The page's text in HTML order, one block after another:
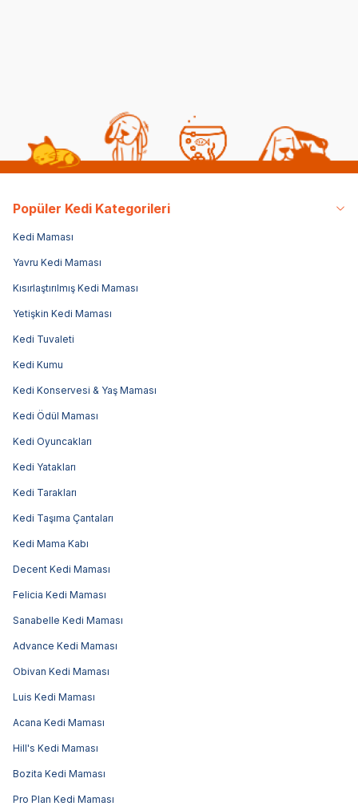
Popüler Kedi Kategorileri
Kedi Maması
Yavru Kedi Maması
Kısırlaştırılmış Kedi Maması
Yetişkin Kedi Maması
Kedi Tuvaleti
Kedi Kumu
Kedi Konservesi & Yaş Maması
Kedi Ödül Maması
Kedi Oyuncakları
Kedi Yatakları
Kedi Tarakları
Kedi Taşıma Çantaları
Kedi Mama Kabı
Decent Kedi Maması
Felicia Kedi Maması
Sanabelle Kedi Maması
Advance Kedi Maması
Obivan Kedi Maması
Luis Kedi Maması
Acana Kedi Maması
Hill's Kedi Maması
Bozita Kedi Maması
Pro Plan Kedi Maması